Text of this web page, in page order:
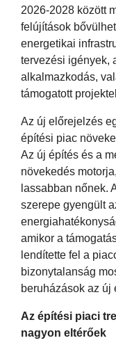
2026-2028 között
felújítások
energetikai
tervezési igények,
alkalmazkodás,
támogatott
Az új előrejelzés
építési piac
Az új építés és a
növekedés
lassabban nőnek.
szerepe gyengült
amikor a
lendítette fel a
bizonytalanság
beruházások az új
Az építési piaci
nagyon eltérőek